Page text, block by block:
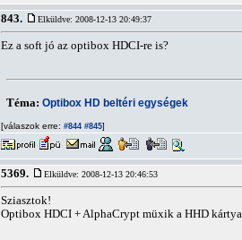
843. Elküldve: 2008-12-13 20:49:37
Ez a soft jó az optibox HDCI-re is?
Téma: Optibox HD beltéri egységek
[válaszok erre: #844 #845]
5369. Elküldve: 2008-12-13 20:46:53
Sziasztok!
Optibox HDCI + AlphaCrypt müxik a HHD